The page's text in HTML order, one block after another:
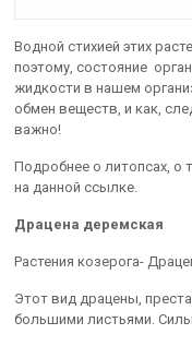
Водной стихией этих
поэтому, состояние
жидкости в нашем
обмен веществ, и как,
важно!
Подробнее о литопсах, о
на данной ссылке.
Драцена деремская
Растения козерога-
Этот вид драцены,
большими листьями.